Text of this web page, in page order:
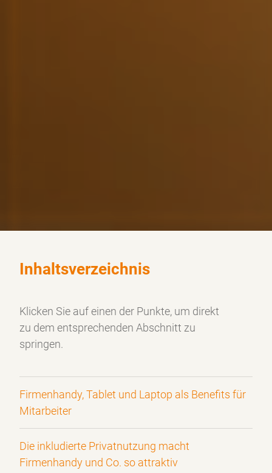
Inhaltsverzeichnis
Klicken Sie auf einen der Punkte, um direkt
zu dem entsprechenden Abschnitt zu
springen.
Firmenhandy, Tablet und Laptop als Benefits für
Mitarbeiter
Die inkludierte Privatnutzung macht
Firmenhandy und Co. so attraktiv